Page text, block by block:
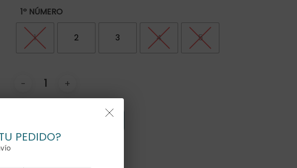
1º NÚMERO
1 2 3 4 5
PEDIDO?